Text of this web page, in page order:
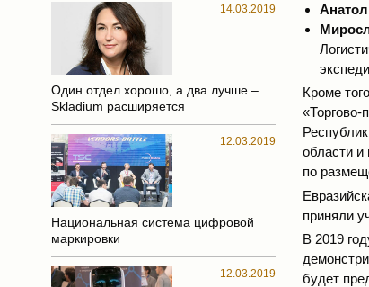
14.03.2019
Один отдел хорошо, а два лучше –
Skladium расширяется
12.03.2019
Национальная система цифровой
маркировки
12.03.2019
Кроме
области и
по
приняли
В 2019
будет